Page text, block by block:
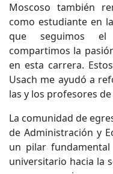
Moscoso también
como estudiante en
que seguimos el
compartimos la
en esta carrera.
Usach me ayudó a
las y los profesores
La comunidad de
de Administración y
un pilar
universitario hacia la